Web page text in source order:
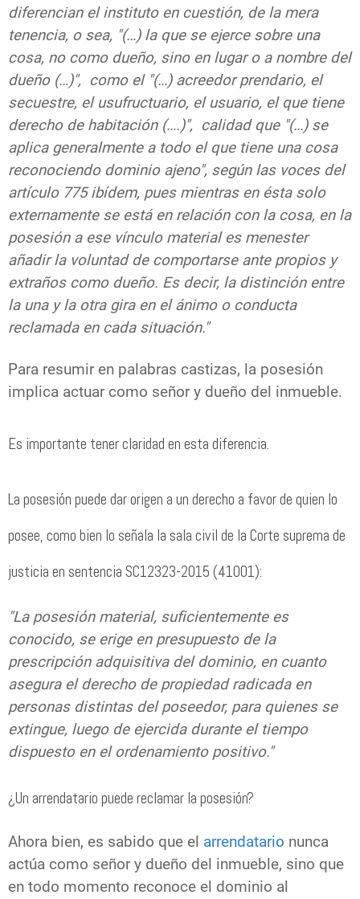
diferencian el instituto en cuestión, de la mera
tenencia, o sea, "(…) la que se ejerce sobre una
cosa, no como dueño, sino en lugar o a nombre del
dueño (…)", como el "(…) acreedor prendario, el
secuestre, el usufructuario, el usuario, el que tiene
derecho de habitación (….)", calidad que "(…) se
aplica generalmente a todo el que tiene una cosa
reconociendo dominio ajeno", según las voces del
artículo 775 ibídem, pues mientras en ésta solo
externamente se está en relación con la cosa, en la
posesión a ese vínculo material es menester
añadir la voluntad de comportarse ante propios y
extraños como dueño. Es decir, la distinción entre
la una y la otra gira en el ánimo o conducta
reclamada en cada situación."
Para resumir en palabras castizas, la posesión
implica actuar como señor y dueño del inmueble.
Es importante tener claridad en esta diferencia.
La posesión puede dar origen a un derecho a favor de quien lo
posee, como bien lo señala la sala civil de la Corte suprema de
justicia en sentencia SC12323-2015 (41001):
"La posesión material, suficientemente es
conocido, se erige en presupuesto de la
prescripción adquisitiva del dominio, en cuanto
asegura el derecho de propiedad radicada en
personas distintas del poseedor, para quienes se
extingue, luego de ejercida durante el tiempo
dispuesto en el ordenamiento positivo."
¿Un arrendatario puede reclamar la posesión?
Ahora bien, es sabido que el arrendatario nunca
actúa como señor y dueño del inmueble, sino que
en todo momento reconoce el dominio al